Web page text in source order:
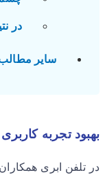
در
سایر
بهبود تجربه
در تلفن ابری